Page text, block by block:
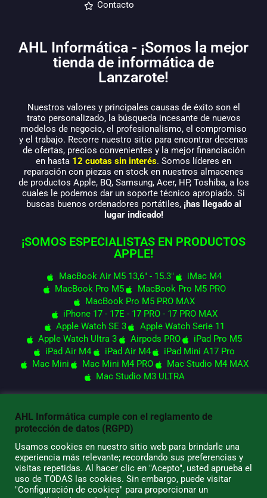
Contacto
AHL Informática - ¡Somos la mejor
tienda de informática de
Lanzarote!
Nuestros valores y principales causas de éxito son el
trato personalizado, la búsqueda incesante de nuevos
modelos de negocio, el profesionalismo, el compromiso
y el trabajo. Recorre nuestro sitio para encontrar decenas
de ofertas, precios convenientes y la mejor financiación
en hasta 12 cuotas sin interés. Somos líderes en
reparación con piezas en stock en nuestros almacenes
de productos Apple, BQ, Samsung, Acer, HP, Toshiba, a los
cuales le podemos dar un soporte técnico apropiado. Si
buscas buenos ordenadores portátiles, ¡has llegado al
lugar indicado!
¡SOMOS ESPECIALISTAS EN PRODUCTOS
APPLE!
MacBook Air M5 13,6" - 15.3"
iMac M4
MacBook Pro M5
MacBook Pro M5 PRO
MacBook Pro M5 PRO MAX
iPhone 17 - 17E - 17 PRO - 17 PRO MAX
Apple Watch SE 3
Apple Watch Serie 11
Apple Watch Ultra 3
Airpods PRO
iPad Pro M5
iPad Air M4
iPad Air M4
iPad Mini A17 Pro
Mac Mini
Mac Mini M4 PRO
Mac Studio M4 MAX
Mac Studio M3 ULTRA
© 2026 AHL Informática
AHL Informática cumple con el reglamento de
protección de datos (RGPD)
Usamos cookies en nuestro sitio web para brindarle una
experiencia más relevante; recordando sus preferencias y
visitas repetidas. Al hacer clic en "Acepto", usted aprueba el
uso de TODAS las cookies. Sin embargo, puede visitar
"Configuración de cookies" para proporcionar un